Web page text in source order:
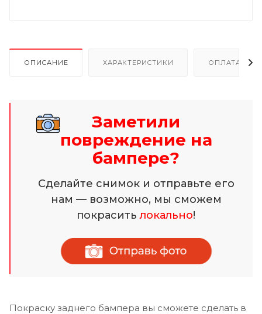
ОПИСАНИЕ ХАРАКТЕРИСТИКИ ОПЛАТА И
Заметили
повреждение на
бампере?
Сделайте снимок и отправьте его
нам — возможно, мы сможем
покраситьлокально!
Покраску заднего бампера вы сможете сделать в